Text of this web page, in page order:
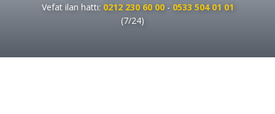
Vefat ilan hattı: 0212 230 60 00 - 0533 504 01 01
(7/24)